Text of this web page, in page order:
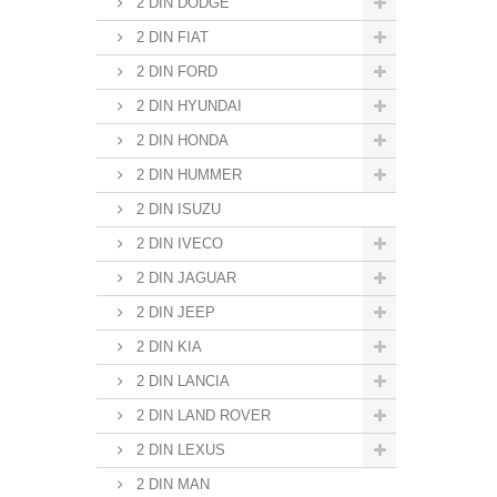
2 DIN FIAT
2 DIN FORD
2 DIN HYUNDAI
2 DIN HONDA
2 DIN HUMMER
2 DIN ISUZU
2 DIN IVECO
2 DIN JAGUAR
2 DIN JEEP
2 DIN KIA
2 DIN LANCIA
2 DIN LAND ROVER
2 DIN LEXUS
2 DIN MAN